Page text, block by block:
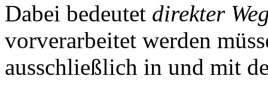
Dabei bedeutet direkter
vorverarbeitet werden
ausschließlich in und mit